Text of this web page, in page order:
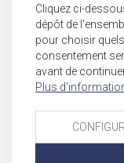
Cliquez ci-
dépôt de
pour choisir
consentement
avant de
Plus